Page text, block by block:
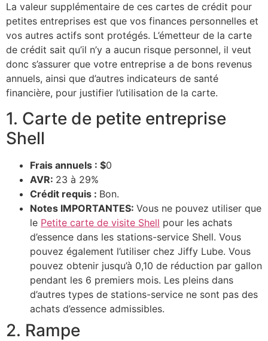
La valeur supplémentaire de ces cartes de crédit pour
petites entreprises est que vos finances personnelles et
vos autres actifs sont protégés. L’émetteur de la carte
de crédit sait qu’il n’y a aucun risque personnel, il veut
donc s’assurer que votre entreprise a de bons revenus
annuels, ainsi que d’autres indicateurs de santé
financière, pour justifier l’utilisation de la carte.
1. Carte de petite entreprise
Shell
Frais annuels : $0
AVR: 23 à 29%
Crédit requis : Bon.
Notes IMPORTANTES: Vous ne pouvez utiliser que
le Petite carte de visite Shell pour les achats
d’essence dans les stations-service Shell. Vous
pouvez également l’utiliser chez Jiffy Lube. Vous
pouvez obtenir jusqu’à 0,10 de réduction par gallon
pendant les 6 premiers mois. Les pleins dans
d’autres types de stations-service ne sont pas des
achats d’essence admissibles.
2. Rampe